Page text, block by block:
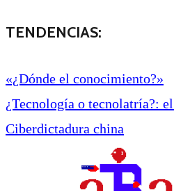
TENDENCIAS:
«¿Dónde el conocimiento?»
¿Tecnología o tecnolatría?:
Ciberdictadura china